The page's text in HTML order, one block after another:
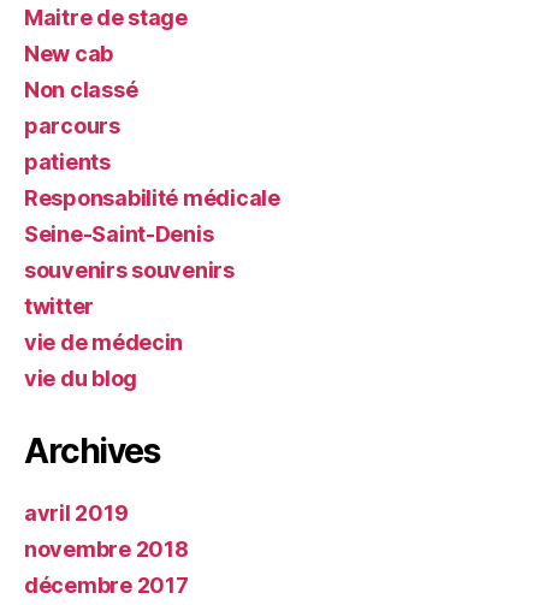
Maitre de stage
New cab
Non classé
parcours
patients
Responsabilité médicale
Seine-Saint-Denis
souvenirs souvenirs
twitter
vie de médecin
vie du blog
Archives
avril 2019
novembre 2018
décembre 2017